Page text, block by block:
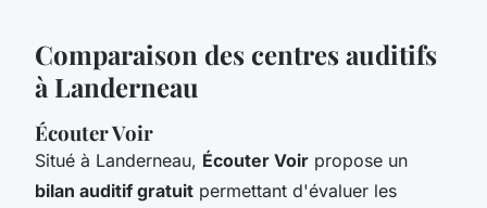
Comparaison des centres auditifs
à Landerneau
Écouter Voir
Situé à Landerneau, Écouter Voir propose un
bilan auditif gratuit permettant d'évaluer les